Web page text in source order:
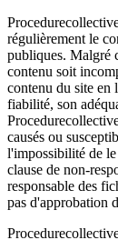
régulièrement le
publiques. Malgré
contenu soit
contenu du site en
fiabilité, son
causés ou
l'impossibilité de
clause de non-
responsable des
pas d'approbation
Procedure